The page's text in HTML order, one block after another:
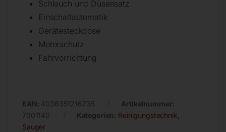
Schlauch und Düsensatz
Einschaltautomatik
Gerätesteckdose
Motorschutz
Fahrvorrichtung
EAN: 4036351216735
Artikelnummer:
7001140
Kategorien: Reinigungstechnik
Sauger